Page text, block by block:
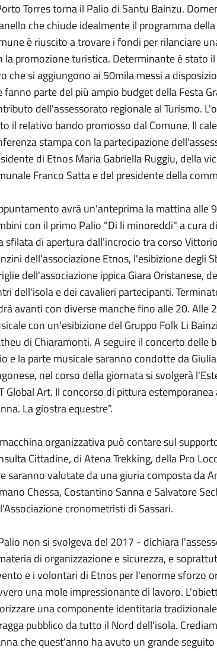
Torres torna il Palio di Santu Bainzu.
che chiude idealmente il programma
è riuscito a trovare i fondi per rilanciare
la promozione turistica. Determinante è stato
che si aggiungono ai 50mila messi a
fanno parte del più ampio budget della Festa
dell'assessorato regionale al Turismo.
il relativo bando promosso dal Comune. Il
stampa con la partecipazione
di Etnos Maria Gabriella Ruggiu, della
Franco Satta e del presidente della
avrà un'anteprima la mattina alle
con il primo Palio "Di li minoreddi" a cura
sfilata di apertura dall'incrocio tra corso
dell'associazione Etnos, l'esibizione degli
dell'associazione ippica Giara Oristanese,
dell'isola e dei cavalieri partecipanti.
avanti con diverse manche fino alle 20. Alle
con un'esibizione del Gruppo Folk Li
di Chiaramonti. A seguire il concerto delle
e la parte musicale saranno condotte da
nel corso della giornata si svolgerà
Global Art. Il concorso di pittura
La giostra equestre”.
organizzativa può contare sul
Cittadine, di Atena Trekking, della Pro
saranno valutate da una giuria composta da
Chessa, Costantino Sanna e Salvatore
cronometristi di Sassari.
non si svolgeva del 2017 - dichiara
di organizzazione e sicurezza, e
e i volontari di Etnos per l'enorme sforzo
una mole impressionante di lavoro.
una componente identitaria
pubblico da tutto il Nord dell'isola.
che quest'anno ha avuto un grande seguito